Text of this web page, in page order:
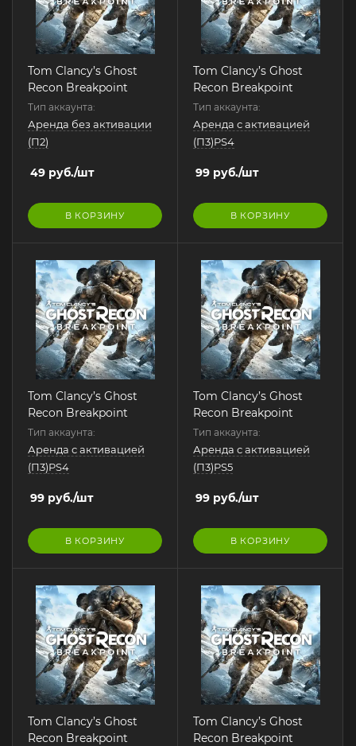
Tom Clancy’s Ghost
Recon Breakpoint
Тип аккаунта:
Аренда без активации
(П2)
49 руб./шт
В КОРЗИНУ
Tom Clancy’s Ghost
Recon Breakpoint
Тип аккаунта:
Аренда с активацией
(П3)PS4
99 руб./шт
В КОРЗИНУ
Tom Clancy’s Ghost
Recon Breakpoint
Тип аккаунта:
Аренда с активацией
(П3)PS4
99 руб./шт
В КОРЗИНУ
Tom Clancy’s Ghost
Recon Breakpoint
Тип аккаунта:
Аренда с активацией
(П3)PS5
99 руб./шт
В КОРЗИНУ
Tom Clancy’s Ghost
Recon Breakpoint
Tom Clancy’s Ghost
Recon Breakpoint